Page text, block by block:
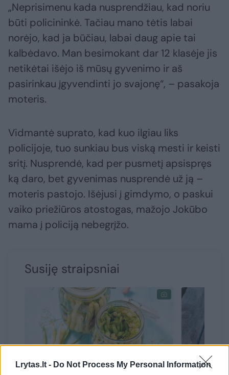
Lrytas.lt - Do Not Process My Personal Information
„Neprisimenu kada nusprendžiau, kad noriu
būti policininkė. Tačiau mano tėtis labai
norėjo, kad ja būčiau, labai daug apie tai
kalbėdavo. Man besimokant dar 12 klasėje jis
netikėtai išėjo iš mūsų gyvenimo ir aš
pasirinkau įgyvendinti jo svajonę“, – pasakoja
moteris.
Vidmantė suprato, kad kuo ilgiau liks
policijoje, tuo sunkiau bus viską mesti ir keisti
sritį. Nusprendė, kad per pusmetį apsispręs
ką daro, bet gyvenimas nusprendė už ją –
moteris pastojo. Išėjusi į gimdymo, o paskui
vaiko priežiūros atostogas, mažojo Jokūbo
mama į policiją nebegrįžo.
Susiję straipsniai
→